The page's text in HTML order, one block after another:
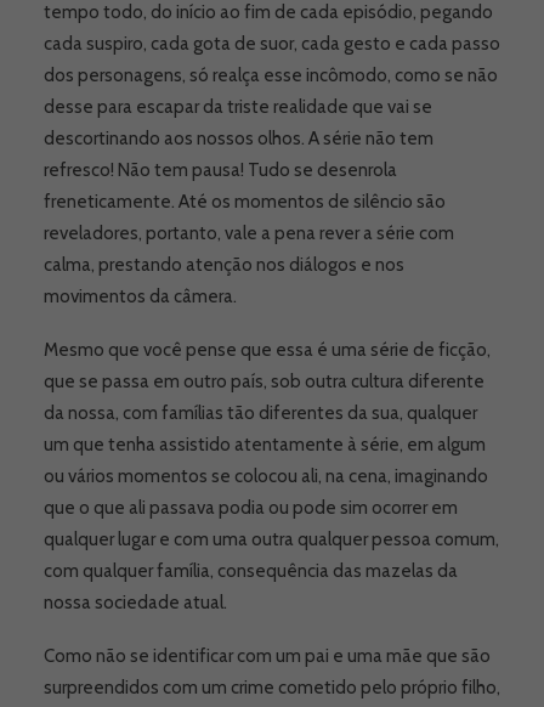
tempo todo, do início ao fim de cada episódio, pegando
cada suspiro, cada gota de suor, cada gesto e cada passo
dos personagens, só realça esse incômodo, como se não
desse para escapar da triste realidade que vai se
descortinando aos nossos olhos. A série não tem
refresco! Não tem pausa! Tudo se desenrola
freneticamente. Até os momentos de silêncio são
reveladores, portanto, vale a pena rever a série com
calma, prestando atenção nos diálogos e nos
movimentos da câmera.
Mesmo que você pense que essa é uma série de ficção,
que se passa em outro país, sob outra cultura diferente
da nossa, com famílias tão diferentes da sua, qualquer
um que tenha assistido atentamente à série, em algum
ou vários momentos se colocou ali, na cena, imaginando
que o que ali passava podia ou pode sim ocorrer em
qualquer lugar e com uma outra qualquer pessoa comum,
com qualquer família, consequência das mazelas da
nossa sociedade atual.
Como não se identificar com um pai e uma mãe que são
surpreendidos com um crime cometido pelo próprio filho,